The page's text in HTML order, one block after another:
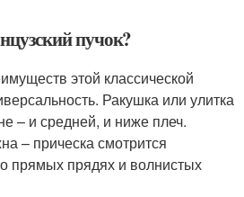
пучок?
этой классической
Ракушка или улитка
– и средней, и ниже плеч.
– прическа смотрится
прямых прядях и волнистых